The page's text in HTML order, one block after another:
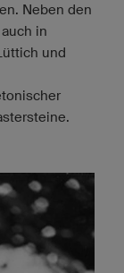
Neben den
in
und